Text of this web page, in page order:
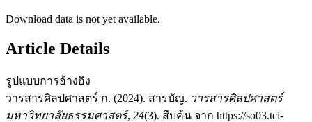
Download data is not yet available.
Article Details
รูปแบบการอ้างอิง
วารสารศิลปศาสตร์ ก. (2024). สารบัญ. วารสารศิลปศาสตร์
มหาวิทยาลัยธรรมศาสตร์, 24(3). สืบค้น จาก https://so03.tci-